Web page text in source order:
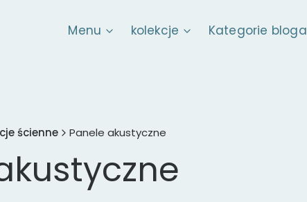
Menu kolekcje Kategorie bloga
ścienne Panele akustyczne